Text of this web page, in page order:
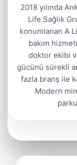
2018 yılında
Life Sağlık
konumlanan A
bakım
doktor ekibi
gücünü sürekli
fazla branş ile
Modern